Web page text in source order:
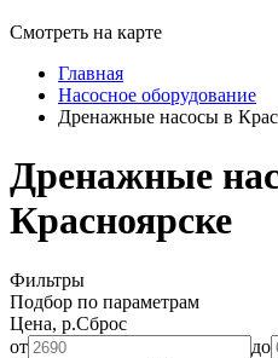
Смотреть на карте
Главная
Насосное оборудование
Дренажные насосы в
Дренажные
Красноярске
Фильтры
Подбор по параметрам
Цена, р.Сброс
от
до